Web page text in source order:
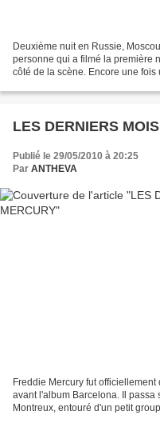
Deuxième nuit en Russie,
personne qui a filmé la première
côté de la scène. Encore une
LES DERNIERS
Publié le 29/05/2010 à 20:25
Par ANTHEVA
Freddie Mercury fut
avant l'album Barcelona. Il
Montreux, entouré d'un petit